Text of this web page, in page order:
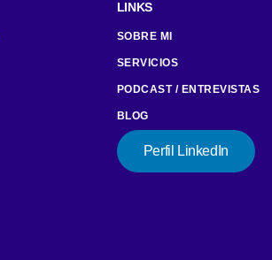
LINKS
SOBRE MI
SERVICIOS
PODCAST / ENTREVISTAS
BLOG
Perfil LinkedIn